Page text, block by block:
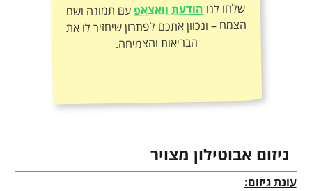
שלחו לנוהודעת וואצאפעם תמונה ושם
הצמח – ונכוון אתכם לפתרון שיחזיר לו את
הבריאות והצמיחה.
גיזום אבוטילון מצויר
עונת גיזום: